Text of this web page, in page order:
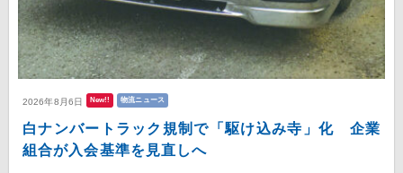
2026年8月6日 New!! 物流ニュース
白ナンバートラック規制で「駆け込み寺」化 企業
組合が入会基準を見直しへ